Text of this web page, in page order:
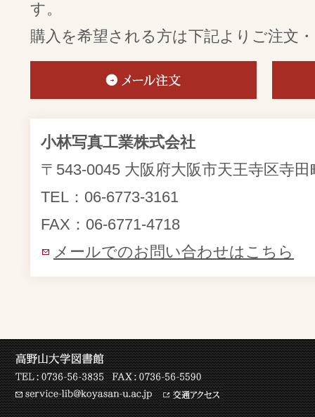
す。
購入を希望される方は下記よりご注文
小林写真工業株式会社
〒543-0045 大阪府大阪市天王寺区寺田
TEL：06-6773-3161
FAX：06-6771-4718
メールでのお問い合わせはこちら